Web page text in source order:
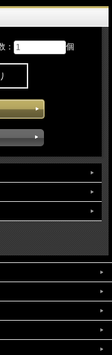
： 個